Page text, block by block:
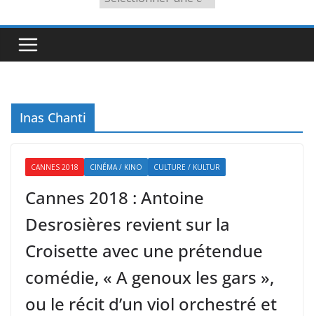
Inas Chanti
CANNES 2018 CINÉMA / KINO CULTURE / KULTUR
Cannes 2018 : Antoine
Desrosières revient sur la
Croisette avec une prétendue
comédie, « A genoux les gars »,
ou le récit d’un viol orchestré et